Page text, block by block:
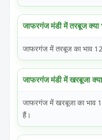
जाफरगंज मंडी में तरबूज क्या
जाफरगंज में तरबूज का भाव
जाफरगंज मंडी में खरबूजा
जाफरगंज में खरबूजा का
हैं।